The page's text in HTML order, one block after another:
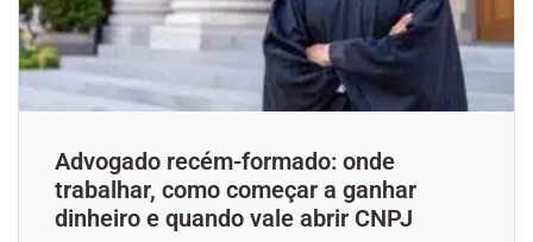
Advogado recém-formado: onde
trabalhar, como começar a ganhar
dinheiro e quando vale abrir CNPJ